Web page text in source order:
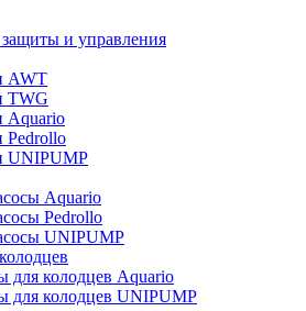
защиты и управления
AWT
TWG
Aquario
Pedrollo
UNIPUMP
Aquario
Pedrollo
UNIPUMP
для колодцев Aquario
для колодцев UNIPUMP